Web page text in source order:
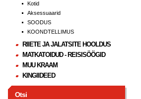
Kotid
Aksessuaarid
SOODUS
KOONDTELLIMUS
RIIETE JA JALATSITE HOOLDUS
MATKATOIDUD - REISISÖÖGID
MUU KRAAM
KINGIIDEED
Otsi